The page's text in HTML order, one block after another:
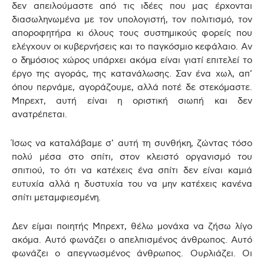
δεν απειλούμαστε από τις ιδέες που μας έρχονται
διασωληνωμένα με τον υπολογιστή, τον πολιτισμό, τον
αποροφητήρα κι όλους τους συστημικούς φορείς που
ελέγχουν οι κυβερνήσεις και το παγκόσμιο κεφάλαιο. Αν
ο δημόσιος χώρος υπάρχει ακόμα είναι γιατί επιτελεί το
έργο της αγοράς, της κατανάλωσης. Σαν ένα χωλ, απ’
όπου περνάμε, αγοράζουμε, αλλά ποτέ δε στεκόμαστε.
Μπρεχτ, αυτή είναι η οριστική σιωπή και δεν
ανατρέπεται.
Ίσως να καταλάβαμε σ’ αυτή τη συνθήκη, ζώντας τόσο
πολύ μέσα στο σπίτι, στον κλειστό οργανισμό του
σπιτιού, το ότι να κατέχεις ένα σπίτι δεν είναι καμιά
ευτυχία αλλά η δυστυχία του να μην κατέχεις κανένα
σπίτι μεταμφιεσμένη.
Δεν είμαι ποιητής Μπρεχτ, θέλω μονάχα να ζήσω λίγο
ακόμα. Αυτό φωνάζει ο απελπισμένος άνθρωπος. Αυτό
φωνάζει ο απεγνωσμένος άνθρωπος. Ουρλιάζει. Οι